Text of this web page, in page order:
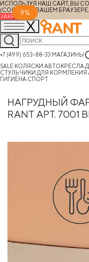
ИСПОЛЬЗУЯ НАШ САЙТ, ВЫ
(COOKIES) В ВАШЕМ БРАУЗЕРЕ.
ЗАКРЫТЬ
+7 (499) 653-88-33 МАГАЗИНЫ
SALE КОЛЯСКИ АВТОКРЕСЛА
СТУЛЬЧИКИ ДЛЯ КОРМЛЕНИЯ
ГИГИЕНА СПОРТ
НАГРУДНЫЙ
RANT АРТ. 7001
9%